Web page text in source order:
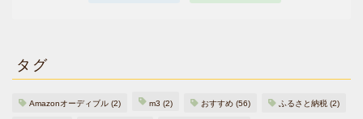
タグ
Amazonオーディブル (2) m3 (2) おすすめ (56) ふるさと納税 (2)